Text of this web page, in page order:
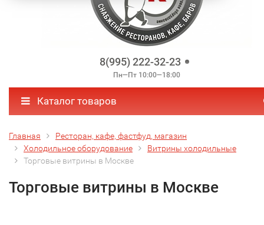
8(995) 222-32-23
Пн—Пт 10:00—18:00
Каталог товаров
Главная
Ресторан, кафе, фастфуд, магазин
Холодильное оборудование
Витрины холодильные
Торговые витрины в Москве
Торговые витрины в Москве